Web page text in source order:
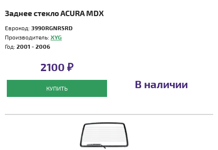
Заднее стекло ACURA MDX
Еврокод: 3990RGNR5RD
Производитель: XYG
Год: 2001 - 2006
2100 ₽
КУПИТЬ В наличии